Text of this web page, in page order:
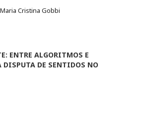
Cristina Gobbi
ENTRE ALGORITMOS E
DE SENTIDOS NO